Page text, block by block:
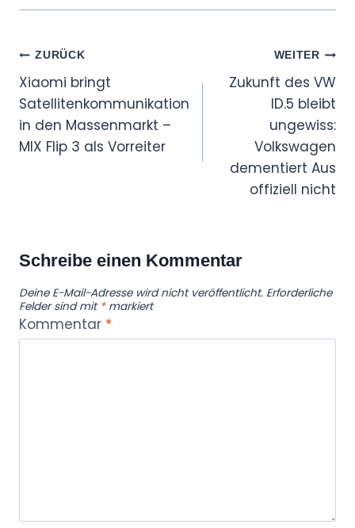
Beitragsnavigation
ZURÜCK
Xiaomi bringt
Satellitenkommunikation
in den Massenmarkt –
MIX Flip 3 als Vorreiter
WEITER
Zukunft des VW
ID.5 bleibt
ungewiss:
Volkswagen
dementiert Aus
offiziell nicht
Schreibe einen Kommentar
Deine E-Mail-Adresse wird nicht veröffentlicht. Erforderliche
Felder sind mit *markiert
Kommentar *